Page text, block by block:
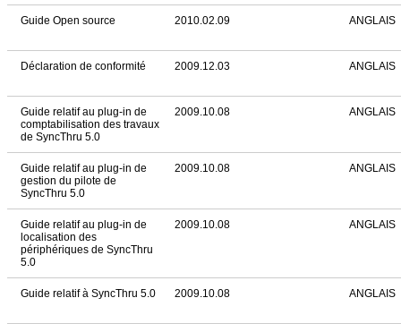
Guide Open source 2010.02.09 ANGLAIS
Déclaration de conformité 2009.12.03 ANGLAIS
Guide relatif au plug-in de
comptabilisation des travaux
de SyncThru 5.0
2009.10.08 ANGLAIS
Guide relatif au plug-in de
gestion du pilote de
SyncThru 5.0
2009.10.08 ANGLAIS
Guide relatif au plug-in de
localisation des
périphériques de SyncThru
5.0
2009.10.08 ANGLAIS
Guide relatif à SyncThru 5.0 2009.10.08 ANGLAIS